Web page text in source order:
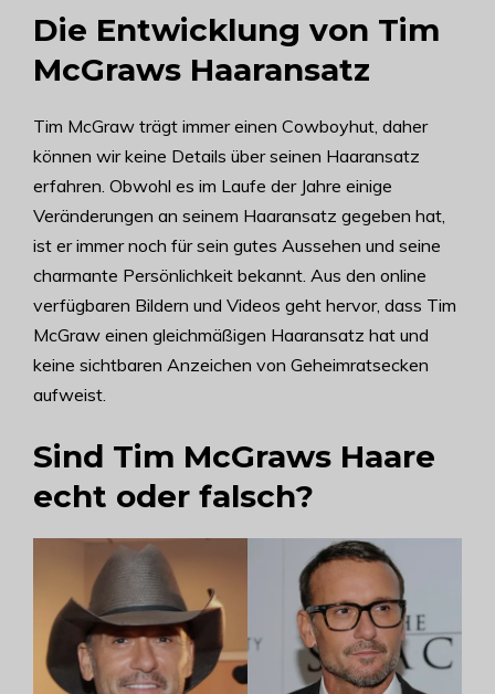
Die Entwicklung von Tim
McGraws Haaransatz
Tim McGraw trägt immer einen Cowboyhut, daher
können wir keine Details über seinen Haaransatz
erfahren. Obwohl es im Laufe der Jahre einige
Veränderungen an seinem Haaransatz gegeben hat,
ist er immer noch für sein gutes Aussehen und seine
charmante Persönlichkeit bekannt. Aus den online
verfügbaren Bildern und Videos geht hervor, dass Tim
McGraw einen gleichmäßigen Haaransatz hat und
keine sichtbaren Anzeichen von Geheimratsecken
aufweist.
Sind Tim McGraws Haare
echt oder falsch?